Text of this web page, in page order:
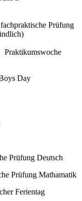
Prüfung
& mündlich)
Day
Deutsch
Mathamatik
Ferientag